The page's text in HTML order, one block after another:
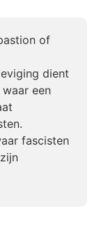
of
dient
een
fascisten